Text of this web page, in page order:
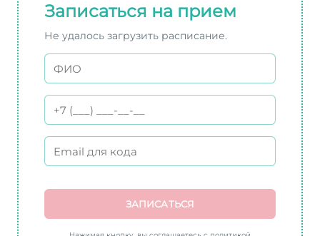
Записаться на прием
Не удалось загрузить расписание.
ЗАПИСАТЬСЯ